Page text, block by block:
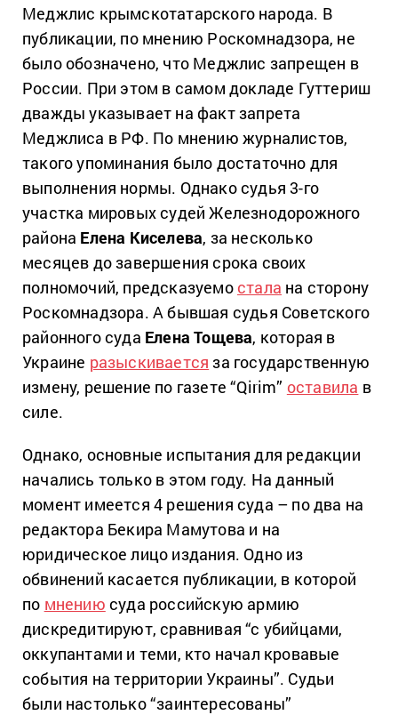
Меджлис крымскотатарского народа. В
публикации, по мнению Роскомнадзора, не
было обозначено, что Меджлис запрещен в
России. При этом в самом докладе Гуттериш
дважды указывает на факт запрета
Меджлиса в РФ. По мнению журналистов,
такого упоминания было достаточно для
выполнения нормы. Однако судья 3-го
участка мировых судей Железнодорожного
района Елена Киселева, за несколько
месяцев до завершения срока своих
полномочий, предсказуемо стала на сторону
Роскомнадзора. А бывшая судья Советского
районного суда Елена Тощева, которая в
Украине разыскивается за государственную
измену, решение по газете “Qirim” оставила в
силе.
Однако, основные испытания для редакции
начались только в этом году. На данный
момент имеется 4 решения суда – по два на
редактора Бекира Мамутова и на
юридическое лицо издания. Одно из
обвинений касается публикации, в которой
по мнению суда российскую армию
дискредитируют, сравнивая “с убийцами,
оккупантами и теми, кто начал кровавые
события на территории Украины”. Судьи
были настолько “заинтересованы”